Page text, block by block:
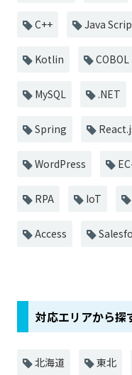
C++ Java
Kotlin COBOL
MySQL .NET
Spring
WordPress
RPA IoT
Access
対応エリアから探
北海道 東北